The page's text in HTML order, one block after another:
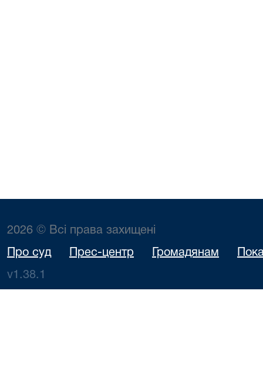
2026 © Всі права захищені
Про суд Прес-центр Громадянам
v1.38.1